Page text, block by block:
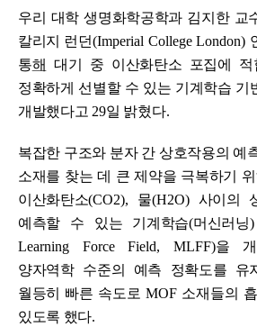
우리 대학 생명화학공학과 김지한 교
칼리지 런던(Imperial College London)
통해 대기 중 이산화탄소 포집에 적
정확하게 선별할 수 있는 기계학습 기
개발했다고 29일 밝혔다.
복잡한 구조와 분자 간 상호작용의 예
소재를 찾는 데 큰 제약을 극복하기 위
이산화탄소(CO2), 물(H2O) 사이의
예측할 수 있는 기계학습(머신러닝)
Learning Force Field, MLFF)을 개
양자역학 수준의 예측 정확도를 유
월등히 빠른 속도로 MOF 소재들의
있도록 했다.